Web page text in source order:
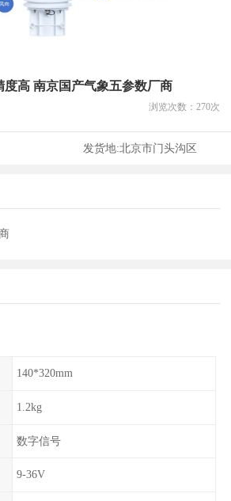
度高 南京国产气象五参数厂商
浏览次数： 270次
发货地:北京市门头沟区
140*320mm
1.2kg
数字信号
9-36V